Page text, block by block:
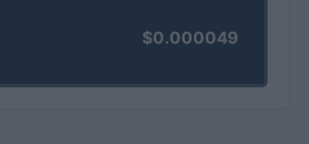
$0.000049